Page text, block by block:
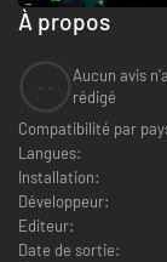
À propos
Aucun avis
rédigé
Compatibilité par
Langues:
Installation:
Développeur:
Editeur:
Date de sortie: